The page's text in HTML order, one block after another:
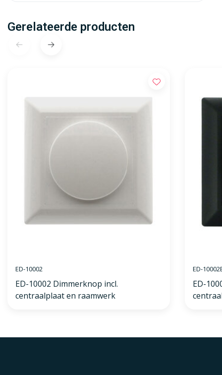
Gerelateerde producten
ED-10002
ED-10002 Dimmerknop incl.
centraalplaat en raamwerk
ED-
ED-